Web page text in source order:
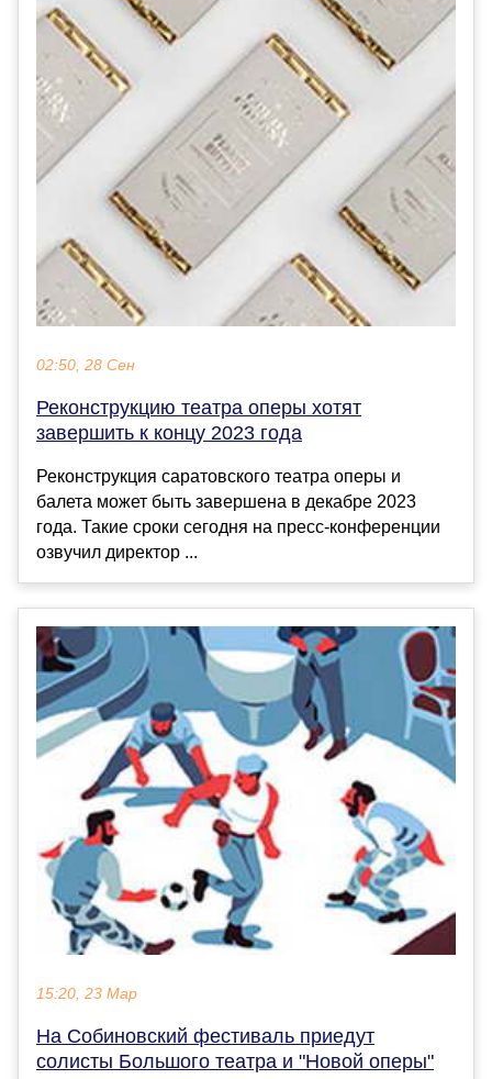
02:50, 28 Сен
Реконструкцию театра оперы хотят
завершить к концу 2023 года
Реконструкция саратовского театра оперы и
балета может быть завершена в декабре 2023
года. Такие сроки сегодня на пресс-конференции
озвучил директор ...
15:20, 23 Мар
На Собиновский фестиваль приедут
солисты Большого театра и "Новой оперы"